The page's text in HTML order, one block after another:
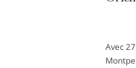
Avec